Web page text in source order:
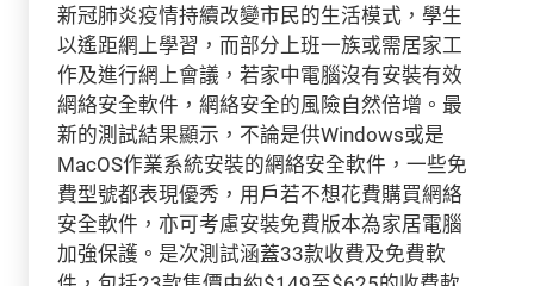
新冠肺炎疫情持續改變市民的生活模式，學生
以遙距網上學習，而部分上班一族或需居家工
作及進行網上會議，若家中電腦沒有安裝有效
網絡安全軟件，網絡安全的風險自然倍增。最
新的測試結果顯示，不論是供Windows或是
MacOS作業系統安裝的網絡安全軟件，一些免
費型號都表現優秀，用戶若不想花費購買網絡
安全軟件，亦可考慮安裝免費版本為家居電腦
加強保護。是次測試涵蓋33款收費及免費軟